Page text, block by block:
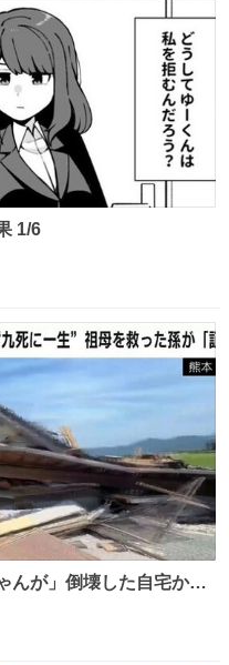
1/6
んが」倒壊した自宅から
、助け出した孫が「命